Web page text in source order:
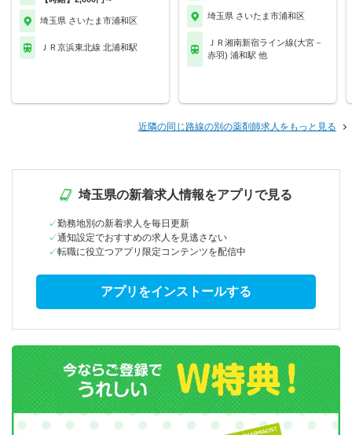
埼玉県 さいたま市浦和区
ＪＲ京浜東北線 北浦和駅
埼玉県 さいたま市浦和区
ＪＲ湘南新宿ライン線(大宮－
赤羽) 浦和駅 他
近隣の同じ路線の別の薬剤師求人をもっと見る
埼玉県の新着求人情報をアプリで見る
勤務地別の新着求人を毎日更新
通知設定でおすすめの求人を見逃さない
転職に役立つアプリ限定コンテンツを配信中
アプリをインストールする